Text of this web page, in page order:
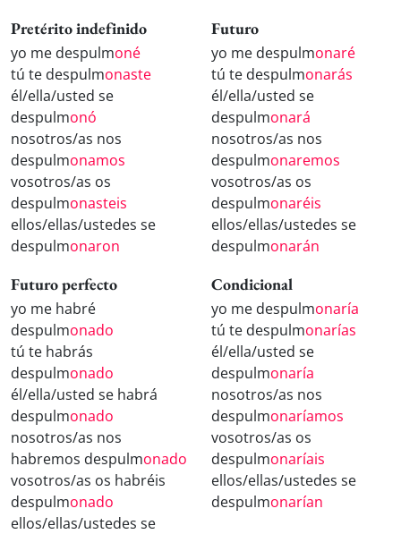
Pretérito indefinido
yo me despulmoné
tú te despulmonaste
él/ella/usted se
despulmonó
nosotros/as nos
despulmonamos
vosotros/as os
despulmonasteis
ellos/ellas/ustedes se
despulmonaron
Futuro
yo me despulmonaré
tú te despulmonarás
él/ella/usted se
despulmonará
nosotros/as nos
despulmonaremos
vosotros/as os
despulmonaréis
ellos/ellas/ustedes se
despulmonarán
Futuro perfecto
yo me habré
despulmonado
tú te habrás
despulmonado
él/ella/usted se habrá
despulmonado
nosotros/as nos
habremos despulmonado
vosotros/as os habréis
despulmonado
ellos/ellas/ustedes se
Condicional
yo me despulmonaría
tú te despulmonarías
él/ella/usted se
despulmonaría
nosotros/as nos
despulmonaríamos
vosotros/as os
despulmonaríais
ellos/ellas/ustedes se
despulmonarían